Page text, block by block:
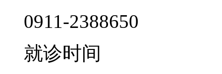
0911-2388650
就诊时间